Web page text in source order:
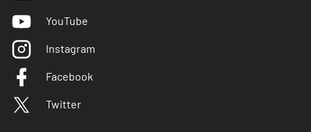
YouTube
Instagram
Facebook
Twitter